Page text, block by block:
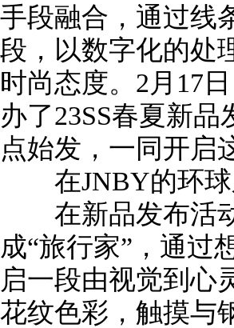
手段融合，通过线
段，以数字化的处
时尚态度。2月17
办了23SS春夏新
点始发，一同开启
在JNBY的环球
在新品发布活动
成“旅行家”，通过
启一段由视觉到心
花纹色彩，触摸与